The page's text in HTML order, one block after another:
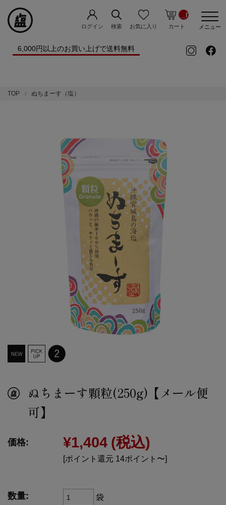
6,000円以上のお買い上げで送料無料
ログイン 検索 お気に入り
__ITM_CNT__
カート メニュー
TOP ぬちまーす（塩）
ぬちまーす顆粒(250g)【メール便
可】
価格: ¥1,404 (税込)
[ポイント還元 14ポイント〜]
数量: 袋